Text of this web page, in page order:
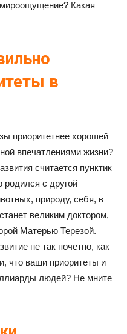
Какая
в
приоритетнее хорошей
впечатлениями жизни?
считается пунктик
родился с другой
природу, себя, в
великим доктором,
Матерью Терезой.
не так почетно, как
что ваши приоритеты и
людей? Не мните